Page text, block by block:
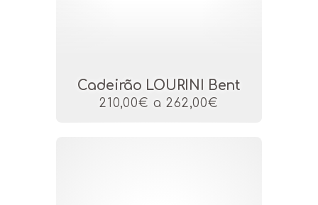
Cadeirão LOURINI Bent
210,00€ a 262,00€